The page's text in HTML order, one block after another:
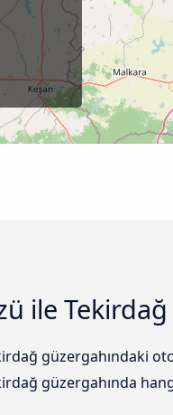
ile
güzergahındaki
güzergahında